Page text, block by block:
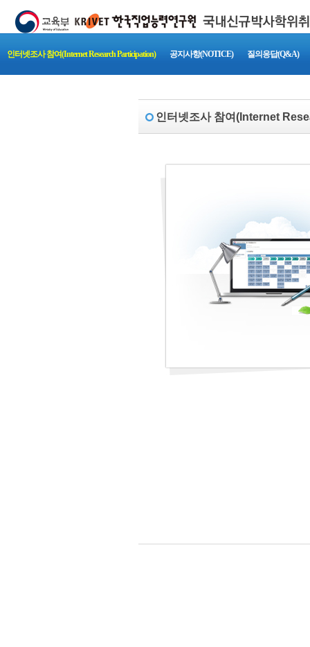
인터넷조사 참여(Internet Research Participation) 공지사항(NOTICE) 질의응답(Q&A)
인터넷조사 참여(Internet